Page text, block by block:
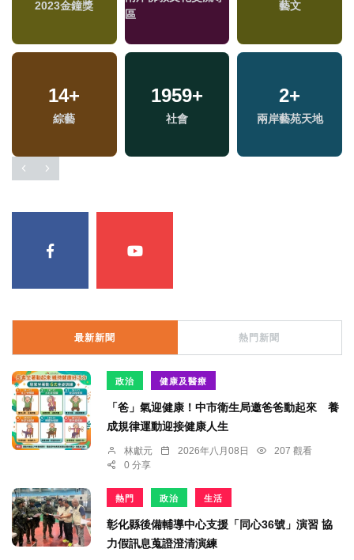
2023金鐘獎
區
藝文
14+
綜藝
1959+
社會
2+
兩岸藝苑天地
最新新聞 熱門新聞
政治 健康及醫療
「爸」氣迎健康！中市衛生局邀爸爸動起來 養
成規律運動迎接健康人生
林獻元 2026年八月08日
207 觀看
0 分享
熱門 政治 生活
彰化縣後備輔導中心支援「同心36號」演習 協
力假訊息蒐證澄清演練